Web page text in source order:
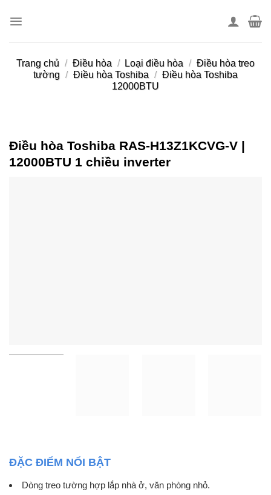
Trang chủ / Điều hòa / Loại điều hòa / Điều hòa treo
tường / Điều hòa Toshiba / Điều hòa Toshiba
12000BTU
Điều hòa Toshiba RAS-H13Z1KCVG-V |
12000BTU 1 chiều inverter
ĐẶC ĐIỂM NỔI BẬT
Dòng treo tường hợp lắp nhà ở, văn phòng nhỏ.